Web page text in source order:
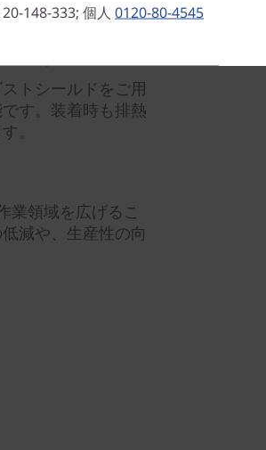
ン）
トシールドをご用
す。装着時も排熱
。
業領域を広げるこ
減や、生産性の向
148-333; 個人 0120-80-4545